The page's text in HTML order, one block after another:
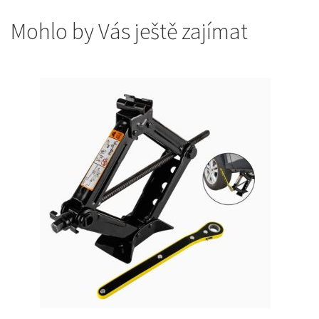
Mohlo by Vás ještě zajímat